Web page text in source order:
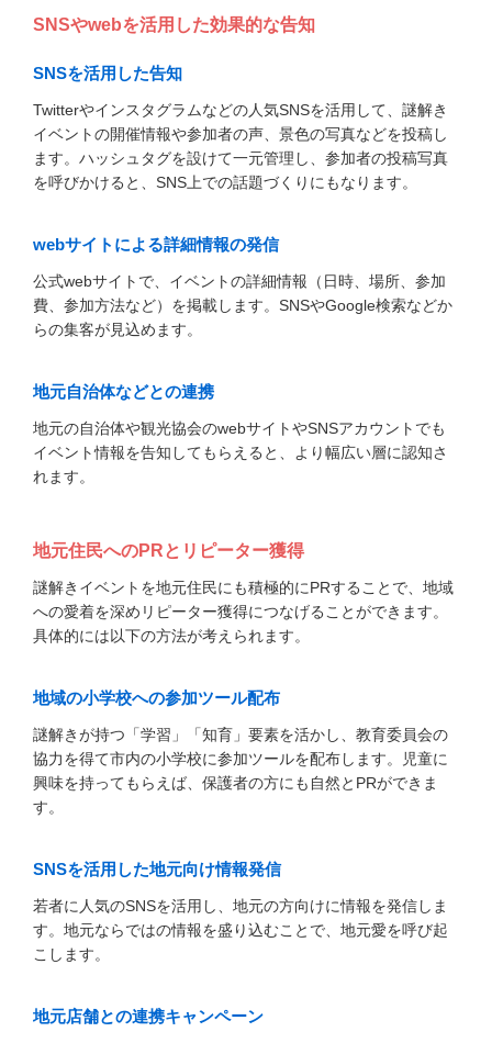
SNSやwebを活用した効果的な告知
SNSを活用した告知
Twitterやインスタグラムなどの人気SNSを活用して、謎解き
イベントの開催情報や参加者の声、景色の写真などを投稿し
ます。ハッシュタグを設けて一元管理し、参加者の投稿写真
を呼びかけると、SNS上での話題づくりにもなります。
webサイトによる詳細情報の発信
公式webサイトで、イベントの詳細情報（日時、場所、参加
費、参加方法など）を掲載します。SNSやGoogle検索などか
らの集客が見込めます。
地元自治体などとの連携
地元の自治体や観光協会のwebサイトやSNSアカウントでも
イベント情報を告知してもらえると、より幅広い層に認知さ
れます。
地元住民へのPRとリピーター獲得
謎解きイベントを地元住民にも積極的にPRすることで、地域
への愛着を深めリピーター獲得につなげることができます。
具体的には以下の方法が考えられます。
地域の小学校への参加ツール配布
謎解きが持つ「学習」「知育」要素を活かし、教育委員会の
協力を得て市内の小学校に参加ツールを配布します。児童に
興味を持ってもらえば、保護者の方にも自然とPRができま
す。
SNSを活用した地元向け情報発信
若者に人気のSNSを活用し、地元の方向けに情報を発信しま
す。地元ならではの情報を盛り込むことで、地元愛を呼び起
こします。
地元店舗との連携キャンペーン